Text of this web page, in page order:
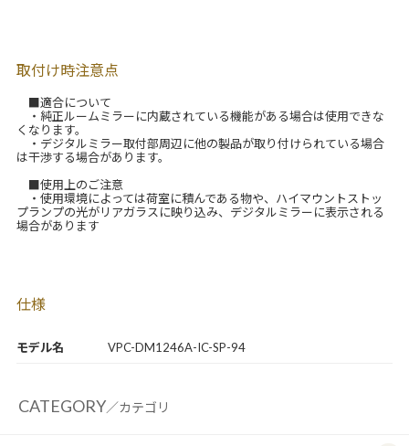
モデル名 VPC-DM1246A-IC-SP-94
取付け時注意点
■適合について
・純正ルームミラーに内蔵されている機能がある場合は使用できな
くなります。
・デジタルミラー取付部周辺に他の製品が取り付けられている場合
は干渉する場合があります。
■使用上のご注意
・使用環境によっては荷室に積んである物や、ハイマウントストッ
プランプの光がリアガラスに映り込み、デジタルミラーに表示される
場合があります
仕様
CATEGORY／カテゴリ